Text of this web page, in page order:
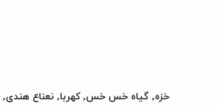
خزه, گیاه خس خس, کهربا, نعناع